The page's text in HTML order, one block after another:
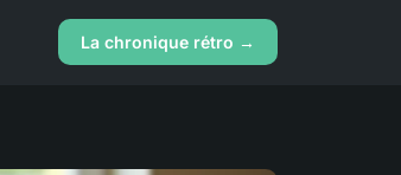
La chronique rétro →